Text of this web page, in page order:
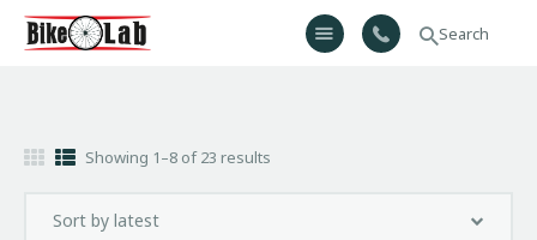
Bikelab
Σχετικά Με Εμάς
Προϊόντα
Showing 1–8 of 23 results